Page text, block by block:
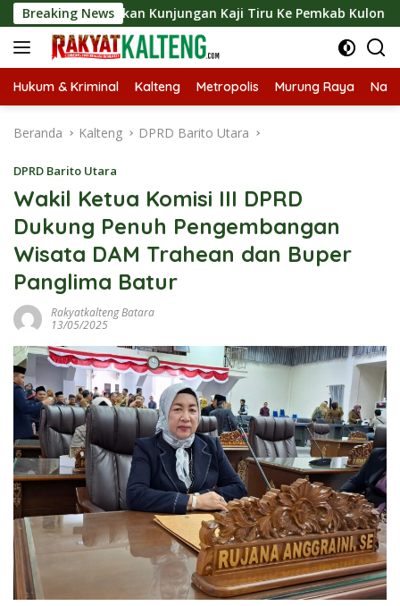
Langsung
ke
konten
Breaking News
Kunjungan Kaji Tiru Ke Pemkab Kulon Progo
Hukum & Kriminal Kalteng Metropolis Murung Raya
Beranda Kalteng DPRD Barito Utara
DPRD Barito Utara
Wakil Ketua Komisi III DPRD
Dukung Penuh Pengembangan
Wisata DAM Trahean dan Buper
Panglima Batur
Rakyatkalteng Batara
13/05/2025